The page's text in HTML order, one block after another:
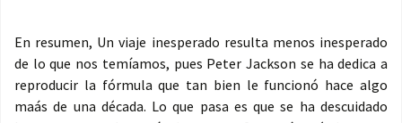
En resumen, Un viaje inesperado resulta menos inesperado
de lo que nos temíamos, pues Peter Jackson se ha dedica a
reproducir la fórmula que tan bien le funcionó hace algo
maás de una década. Lo que pasa es que se ha descuidado